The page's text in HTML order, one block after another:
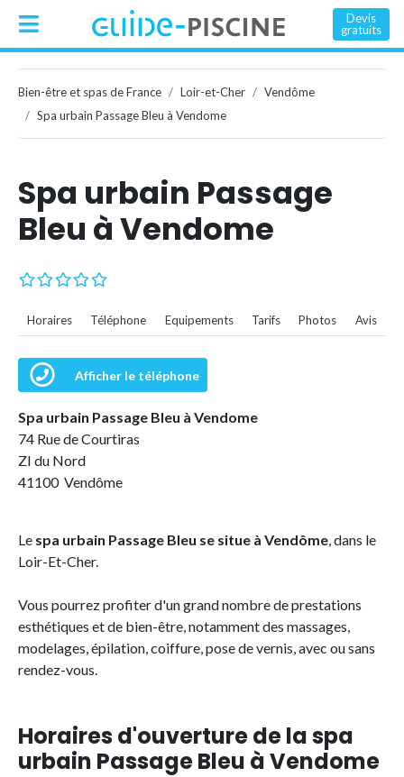
Devis
gratuits
Bien-être et spas de France Loir-et-Cher
Vendôme
Spa urbain Passage Bleu à Vendome
Spa urbain Passage
Bleu à Vendome
Horaires Téléphone Equipements Tarifs Photos Avis
Afficher le téléphone
Spa urbain Passage Bleu à Vendome
74 Rue de Courtiras
ZI du Nord
41100 Vendôme
Le spa urbain Passage Bleu se situe à Vendôme, dans le
Loir-Et-Cher.
Vous pourrez profiter d'un grand nombre de prestations
esthétiques et de bien-être, notamment des massages,
modelages, épilation, coiffure, pose de vernis, avec ou sans
rendez-vous.
Horaires d'ouverture de la spa
urbain Passage Bleu à Vendome